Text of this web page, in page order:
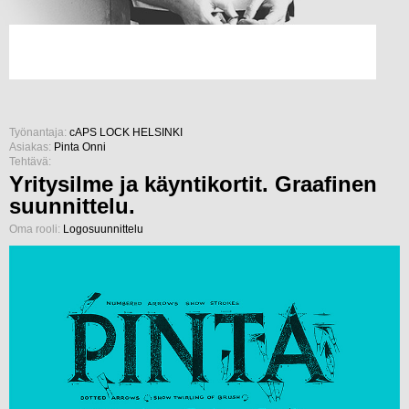
Työnantaja: cAPS LOCK HELSINKI
Asiakas: Pinta Onni
Tehtävä:
Yritysilme ja käyntikortit. Graafinen
suunnittelu.
Oma rooli: Logosuunnittelu